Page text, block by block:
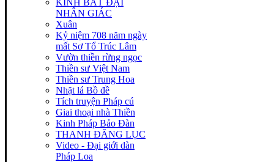
KINH BÁT ĐẠI
NHÂN GIÁC
Xuân
Kỷ niệm 708 năm ngày
mất Sơ Tổ Trúc Lâm
Vườn thiền rừng ngọc
Thiền sư Việt Nam
Thiền sư Trung Hoa
Nhặt lá Bồ đề
Tích truyện Pháp cú
Giai thoại nhà Thiền
Kinh Pháp Bảo Đàn
THANH ĐĂNG LỤC
Video - Đại giới dàn
Pháp Loa